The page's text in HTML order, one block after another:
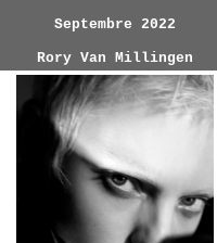
Septembre 2022
Rory Van Millingen